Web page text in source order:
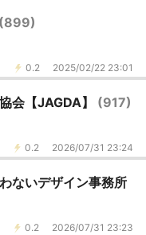
(899)
0.2 2025/02/22 23:01
会【JAGDA】 (917)
0.2 2026/07/31 23:24
ないデザイン事務所
0.2 2026/07/31 23:23